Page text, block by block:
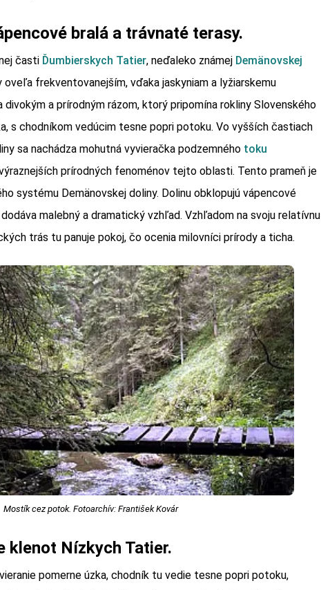
bralá a trávnaté terasy.
časti Ďumbierskych Tatier, neďaleko známej Demänovskej
frekventovanejším, vďaka jaskyniam a lyžiarskemu
divokým a prírodným rázom, ktorý pripomína rokliny Slovenského
s chodníkom vedúcim tesne popri potoku. Vo vyšších častiach
sa nachádza mohutná vyvieračka podzemného toku
prírodných fenoménov tejto oblasti. Tento prameň je
systému Demänovskej doliny. Dolinu obklopujú vápencové
malebný a dramatický vzhľad. Vzhľadom na svoju relatívnu
trás tu panuje pokoj, čo ocenia milovníci prírody a ticha.
Mostík cez potok. Fotoarchív: František Kovár
klenot Nízkych Tatier.
pomerne úzka, chodník tu vedie tesne popri potoku,